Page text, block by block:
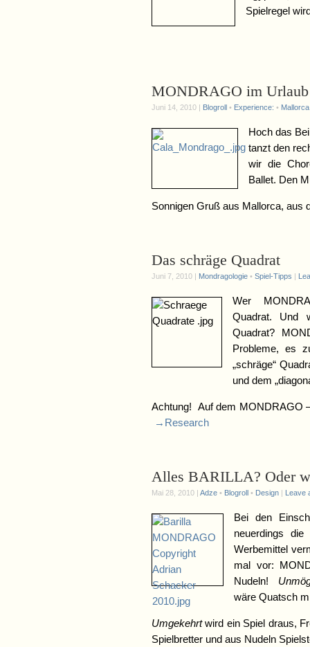
Spielregel
MONDRAGO im Urlaub
Juni 14, 2010 | Blogroll • Experience: • Mallorca
Hoch das
tanzt den
wir die
Ballet. Den
Sonnigen Gruß aus Mallorca, aus
Das schräge Quadrat
Juni 7, 2010 | Mondragologie • Spiel-Tipps |
Wer
Quadrat. Und
Quadrat?
Probleme, es
„schräge“
und dem
Achtung! Auf dem MONDRAGO
→Research
Alles BARILLA? Oder
Mai 28, 2010 | Adze • Blogroll • Design | Leave
Bei den
neuerdings
Werbemittel
mal vor:
Nudeln!
wäre Quatsch
Umgekehrtwird ein Spiel draus,
Spielbretter und aus Nudeln